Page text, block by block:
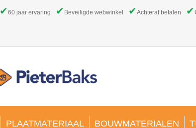
✔60 jaar ervaring ✔ Beveiligde webwinkel ✔Achteraf betalen ✔
PLAATMATERIAAL BOUWMATERIALEN